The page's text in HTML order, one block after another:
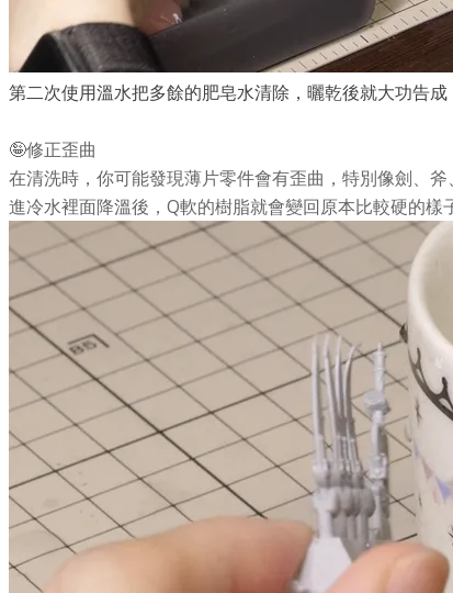
第二次使用溫水把多餘的肥皂水清除，曬乾後就大功告成
🤪修正歪曲
在清洗時，你可能發現薄片零件會有歪曲，特別像劍、
進冷水裡面降溫後，Q軟的樹脂就會變回原本比較硬的樣